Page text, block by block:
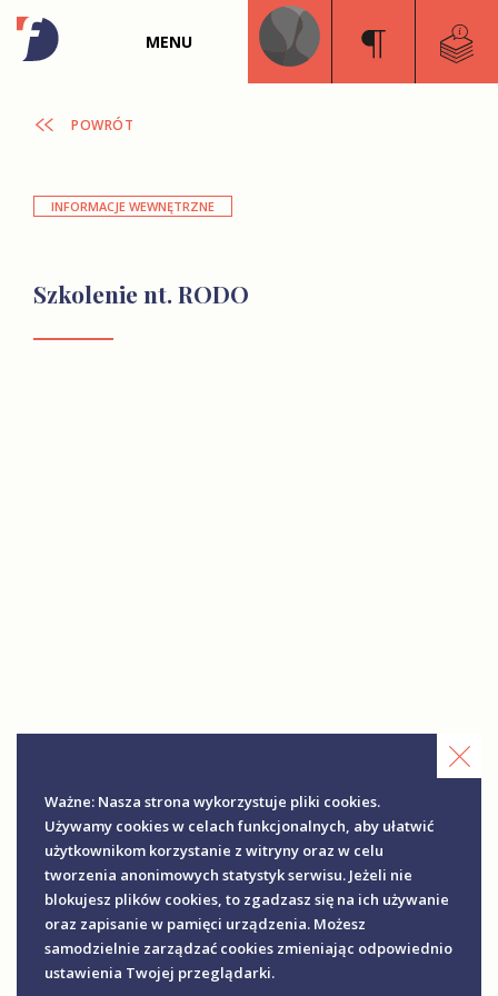
MENU
POWRÓT
INFORMACJE WEWNĘTRZNE
Szkolenie nt. RODO
Ważne: Nasza strona wykorzystuje pliki cookies.
Używamy cookies w celach funkcjonalnych, aby ułatwić
użytkownikom korzystanie z witryny oraz w celu
tworzenia anonimowych statystyk serwisu. Jeżeli nie
blokujesz plików cookies, to zgadzasz się na ich używanie
oraz zapisanie w pamięci urządzenia. Możesz
samodzielnie zarządzać cookies zmieniając odpowiednio
ustawienia Twojej przeglądarki.